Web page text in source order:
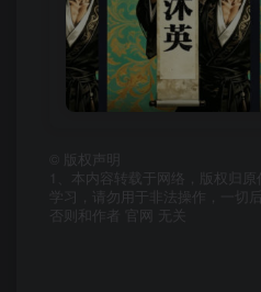
版权声明
1、本内容转载于网络，版权归
学习，请勿用于非法操作，一
否则和作者 官网 无关